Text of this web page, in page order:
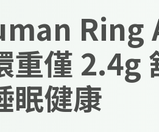
Ring
重僅 2.4g
眠健康